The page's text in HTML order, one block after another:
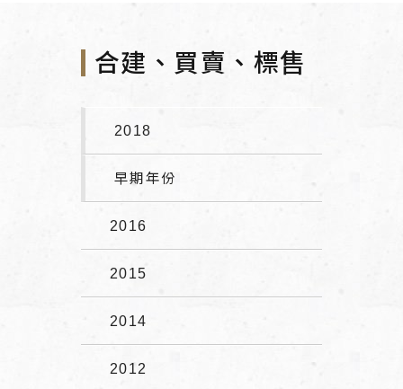
合建、買賣、標售
2018
早期年份
2016
2015
2014
2012